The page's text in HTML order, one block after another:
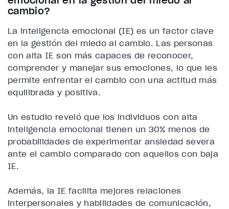
cambio?
La inteligencia emocional (IE) es un factor clave
en la gestión del miedo al cambio. Las personas
con alta IE son más capaces de reconocer,
comprender y manejar sus emociones, lo que les
permite enfrentar el cambio con una actitud más
equilibrada y positiva.
Un estudio reveló que los individuos con alta
inteligencia emocional tienen un 30% menos de
probabilidades de experimentar ansiedad severa
ante el cambio comparado con aquellos con baja
IE.
Además, la IE facilita mejores relaciones
interpersonales y habilidades de comunicación,